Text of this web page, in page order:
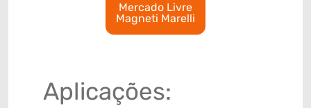
Mercado Livre
Magneti Marelli
Aplicações: